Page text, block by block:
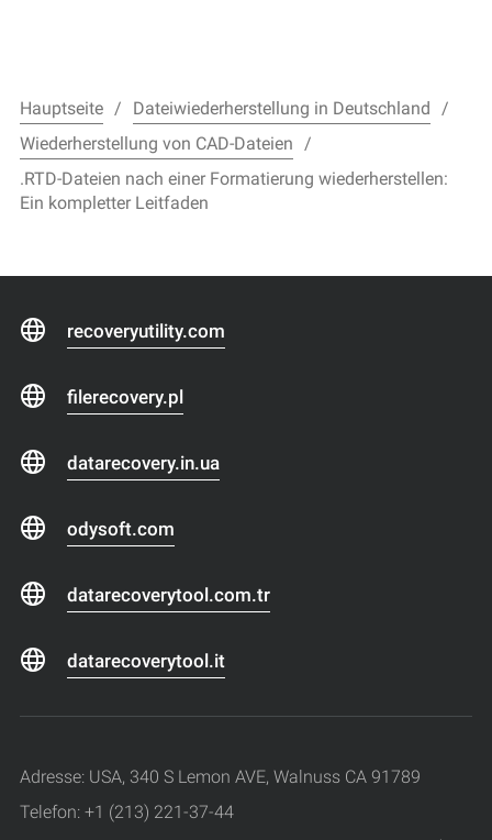
Hauptseite
Dateiwiederherstellung in Deutschland
Wiederherstellung von CAD-Dateien
.RTD-Dateien nach einer Formatierung wiederherstellen:
Ein kompletter Leitfaden
recoveryutility.com
filerecovery.pl
datarecovery.in.ua
odysoft.com
datarecoverytool.com.tr
datarecoverytool.it
Adresse: USA, 340 S Lemon AVE, Walnuss CA 91789
Telefon: +1 (213) 221-37-44